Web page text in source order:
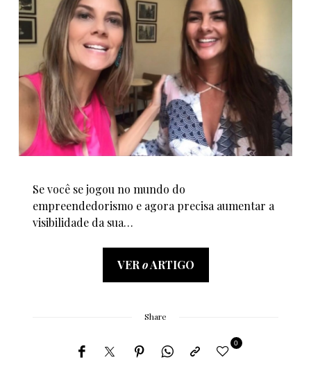
Se você se jogou no mundo do
empreendedorismo e agora precisa aumentar a
visibilidade da sua…
VERoARTIGO
Share
0